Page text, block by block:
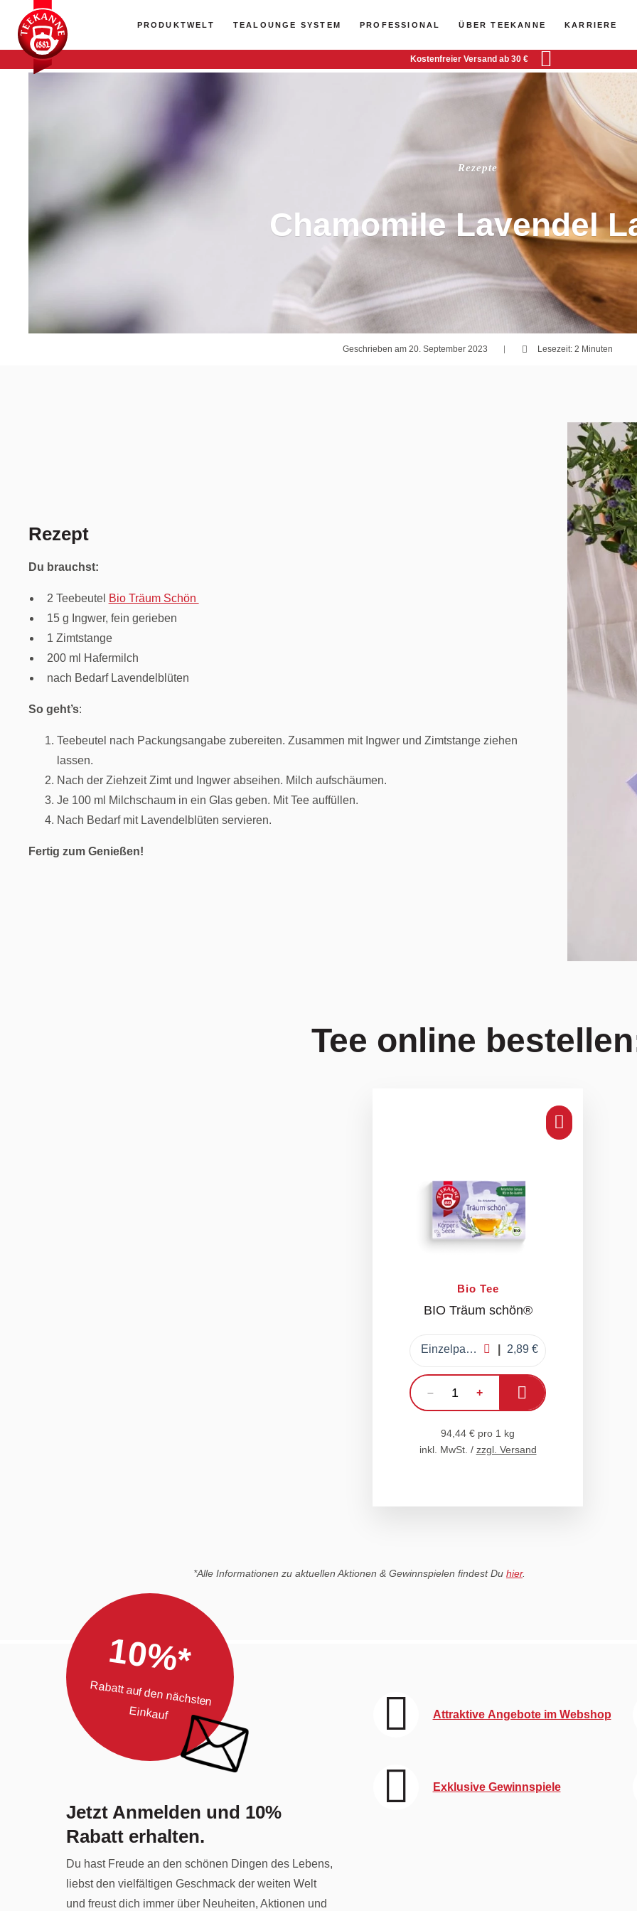
PRODUKTWELT TEALOUNGE SYSTEM PROFESSIONAL ÜBER TEEKANNE KARRIERE
Kostenfreier Versand ab 30 €
Rezepte
Chamomile Lavendel
Geschrieben am 20. September 2023 Lesezeit: 2 Minuten
Rezept
Du brauchst:
2 Teebeutel Bio Träum Schön
15 g Ingwer, fein gerieben
1 Zimtstange
200 ml Hafermilch
nach Bedarf Lavendelblüten
So geht’s:
Teebeutel nach Packungsangabe zubereiten. Zusammen mit Ingwer und Zimtstange ziehen
lassen.
Nach der Ziehzeit Zimt und Ingwer abseihen. Milch aufschäumen.
Je 100 ml Milchschaum in ein Glas geben. Mit Tee auffüllen.
Nach Bedarf mit Lavendelblüten servieren.
Fertig zum Genießen!
Tee online
BIO
Bio Tee
BIO Träum schön®
Einzelpackung 2,89 €
– +
In den Warenkorb
94,44 € pro 1 kg
inkl. MwSt. / zzgl. Versand
*Alle Informationen zu aktuellen Aktionen & Gewinnspielen findest Du hier.
10%*
Rabatt auf den nächsten
Einkauf
Jetzt Anmelden und 10%
Rabatt erhalten.
Du hast Freude an den schönen Dingen des Lebens,
liebst den vielfältigen Geschmack der weiten Welt
und freust dich immer über Neuheiten, Aktionen und
Attraktive Angebote im Webshop
Exklusive Gewinnspiele